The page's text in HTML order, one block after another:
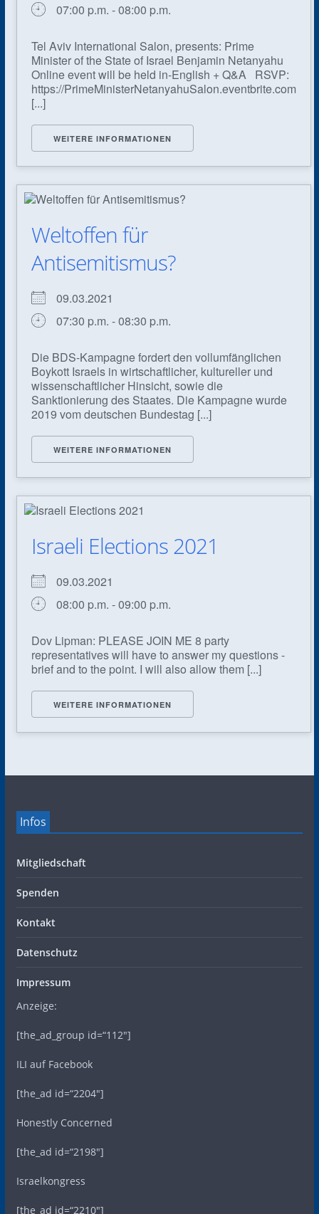
07:00 p.m. - 08:00 p.m.
Tel Aviv International Salon, presents: Prime
Minister of the State of Israel Benjamin Netanyahu
Online event will be held in-English + Q&A RSVP:
https://PrimeMinisterNetanyahuSalon.eventbrite.com
[...]
WEITERE INFORMATIONEN
Weltoffen für
Antisemitismus?
09.03.2021
07:30 p.m. - 08:30 p.m.
Die BDS-Kampagne fordert den vollumfänglichen
Boykott Israels in wirtschaftlicher, kultureller und
wissenschaftlicher Hinsicht, sowie die
Sanktionierung des Staates. Die Kampagne wurde
2019 vom deutschen Bundestag [...]
WEITERE INFORMATIONEN
Israeli Elections 2021
09.03.2021
08:00 p.m. - 09:00 p.m.
Dov Lipman: PLEASE JOIN ME 8 party
representatives will have to answer my questions -
brief and to the point. I will also allow them [...]
WEITERE INFORMATIONEN
Infos
Mitgliedschaft
Spenden
Kontakt
Datenschutz
Impressum
Anzeige:
[the_ad_group id=“112″]
ILI auf Facebook
[the_ad id=“2204″]
Honestly Concerned
[the_ad id=“2198″]
Israelkongress
[the_ad id=“2210″]